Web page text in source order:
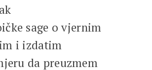
sage o vjernim
i izdatim
da preuzmem